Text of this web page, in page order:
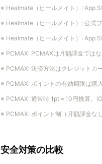
※ Healmate（ヒールメイト） : App
※ Healmate（ヒールメイト） : 公式
※ Healmate（ヒールメイト） : App
※ PCMAX: PCMAXは月額課金では
※ PCMAX: 決済方法はクレジットカ
※ PCMAX: ポイントの有効期限は購
※ PCMAX: 通常時 1pt＝10円換算。
※ PCMAX: ポイント制（月額課金な
安全対策の比較